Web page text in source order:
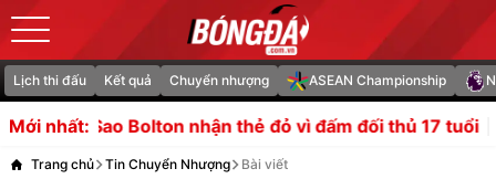
Lịch thi đấu Kết quả Chuyển nhượng ASEAN Championship
Mới nhất:
thẻ đỏ vì đấm đối thủ 17 tuổi Man City săn ngọc
Trang chủ Tin Chuyển Nhượng Bài viết